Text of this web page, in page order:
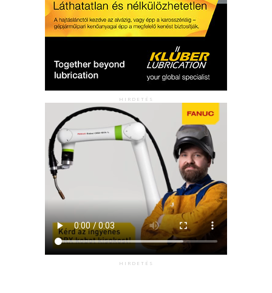
HIRDETÉS
HIRDETÉS